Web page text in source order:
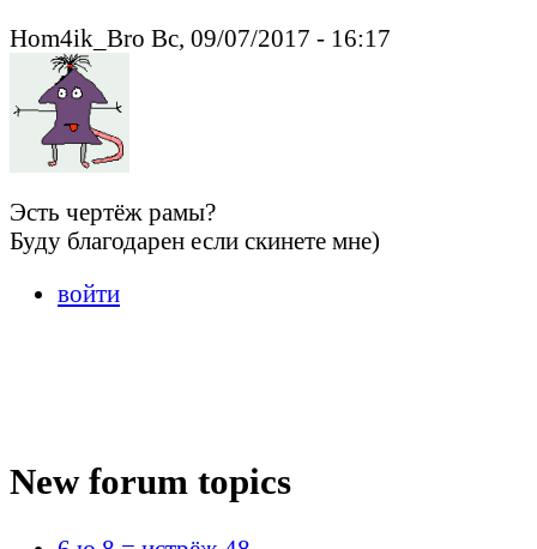
Hom4ik_Bro Вс, 09/07/2017 - 16:17
Эсть чертёж рамы?
Буду благодарен если скинете мне)
войти
New forum topics